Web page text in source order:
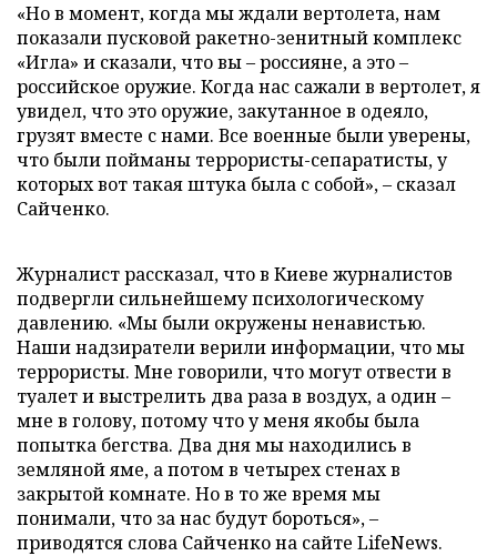
«Но в момент, когда мы ждали вертолета, нам
показали пусковой ракетно-зенитный комплекс
«Игла» и сказали, что вы – россияне, а это –
российское оружие. Когда нас сажали в вертолет, я
увидел, что это оружие, закутанное в одеяло,
грузят вместе с нами. Все военные были уверены,
что были пойманы террористы-сепаратисты, у
которых вот такая штука была с собой», – сказал
Сайченко.
Журналист рассказал, что в Киеве журналистов
подвергли сильнейшему психологическому
давлению. «Мы были окружены ненавистью.
Наши надзиратели верили информации, что мы
террористы. Мне говорили, что могут отвести в
туалет и выстрелить два раза в воздух, а один –
мне в голову, потому что у меня якобы была
попытка бегства. Два дня мы находились в
земляной яме, а потом в четырех стенах в
закрытой комнате. Но в то же время мы
понимали, что за нас будут бороться», –
приводятся слова Сайченко на сайте LifeNews.